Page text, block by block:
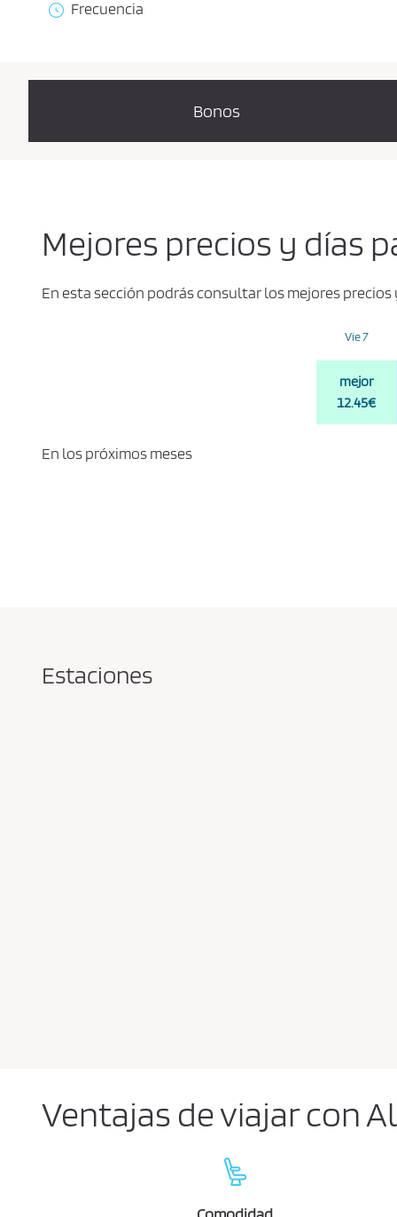
Frecuencia
Bonos
Mejores precios y días
En esta sección podrás consultar los mejores
Vie 7
mejor
12.45€
En los próximos meses
Estaciones
Ventajas de viajar con